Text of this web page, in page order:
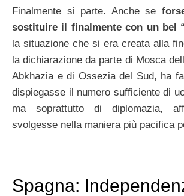
Finalmente si parte. Anche se
sostituire il finalmente con un bel
la situazione che si era creata alla
la dichiarazione da parte di Mosca
Abkhazia e di Ossezia del Sud, ha
dispiegasse il numero sufficiente di
ma soprattutto di diplomazia,
svolgesse nella maniera più pacifica
Spagna: